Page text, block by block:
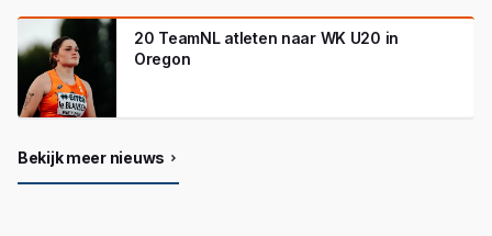
20 TeamNL atleten naar WK U20 in
Oregon
Bekijk meer nieuws